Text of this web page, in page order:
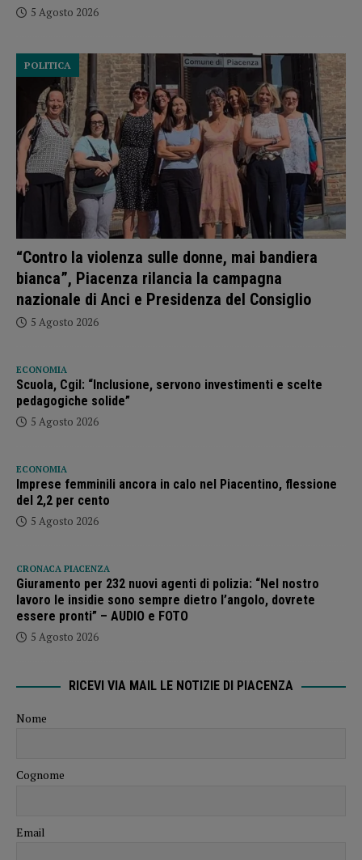
5 Agosto 2026
“Contro la violenza sulle donne, mai bandiera
bianca”, Piacenza rilancia la campagna
nazionale di Anci e Presidenza del Consiglio
POLITICA
5 Agosto 2026
ECONOMIA
Scuola, Cgil: “Inclusione, servono investimenti e scelte
pedagogiche solide”
5 Agosto 2026
ECONOMIA
Imprese femminili ancora in calo nel Piacentino, flessione
del 2,2 per cento
5 Agosto 2026
CRONACA PIACENZA
Giuramento per 232 nuovi agenti di polizia: “Nel nostro
lavoro le insidie sono sempre dietro l’angolo, dovrete
essere pronti” – AUDIO e FOTO
5 Agosto 2026
RICEVI VIA MAIL LE NOTIZIE DI PIACENZA
Nome
Cognome
Email